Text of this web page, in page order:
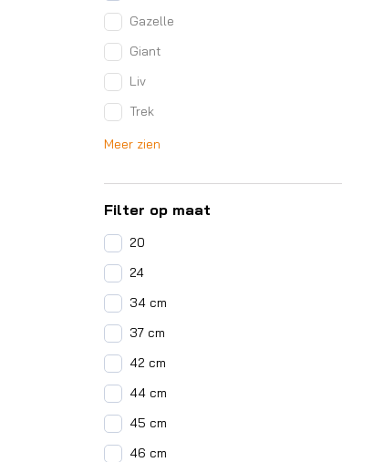
Gazelle
Giant
Liv
Trek
Meer zien
Filter op maat
20
24
34 cm
37 cm
42 cm
44 cm
45 cm
46 cm